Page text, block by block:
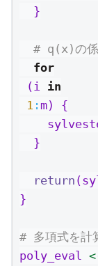
  }
# q(x)の係
for
(i in
1 : m) {
  }
return
}
# 多項式を計
poly_eval